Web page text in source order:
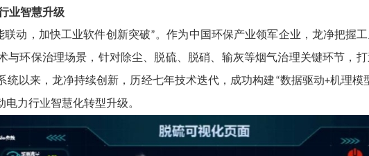
业智慧升级
联动，加快工业软件创新突破”。作为中国环保产业领军企业，龙净把握
与环保治理场景，针对除尘、脱硫、脱硝、输灰等烟气治理关键环节，
统以来，龙净持续创新，历经七年技术迭代，成功构建“数据驱动+机理模
力行业智慧化转型升级。